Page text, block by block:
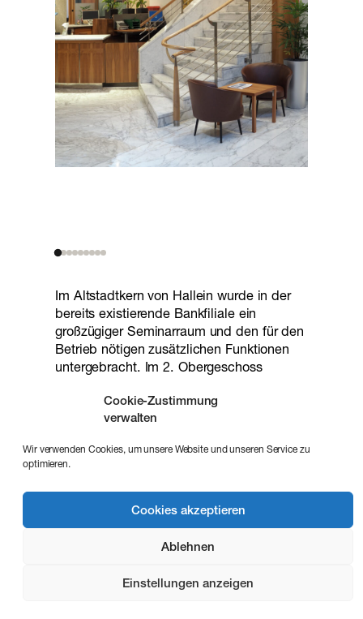
Cookie-Zustimmung
verwalten
Wir verwenden Cookies, um unsere Website und unseren Service zu
optimieren.
Cookies akzeptieren
Ablehnen
Einstellungen anzeigen
Im Altstadtkern von Hallein wurde in der
bereits existierende Bankfiliale ein
großzügiger Seminarraum und den für den
Betrieb nötigen zusätzlichen Funktionen
untergebracht. Im 2. Obergeschoss
Anforderungen der Barrierefreiheit sowie
des Brandschutzes einher. Hierfür wurde
ein weiterer Zugang geschaffen, ohne
Mitleidenschaft zu ziehen. Die Möblierung
wurde eigens entworfen und der
bestehenden Formensprache angepasst.